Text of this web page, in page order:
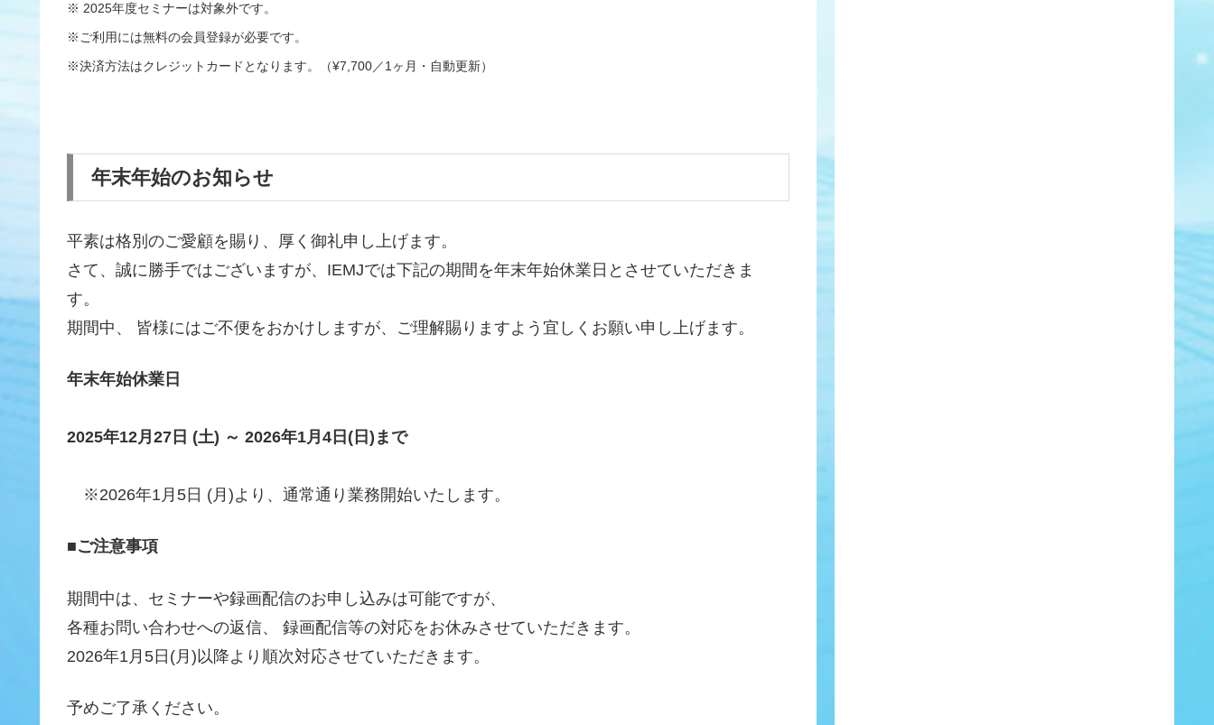
※ 2025年度セミナーは対象外です。
※ご利用には無料の会員登録が必要です。
※決済方法はクレジットカードとなります。（¥7,700／1ヶ月・自動更新）
年末年始のお知らせ
平素は格別のご愛顧を賜り、厚く御礼申し上げます。
さて、誠に勝手ではございますが、IEMJでは下記の期間を年末年始休業日とさせていただきま
す。
期間中、 皆様にはご不便をおかけしますが、ご理解賜りますよう宜しくお願い申し上げます。
年末年始休業日
2025年12月27日 (土) ～ 2026年1月4日(日)まで
※2026年1月5日 (月)より、通常通り業務開始いたします。
■ご注意事項
期間中は、セミナーや録画配信のお申し込みは可能ですが、
各種お問い合わせへの返信、 録画配信等の対応をお休みさせていただきます。
2026年1月5日(月)以降より順次対応させていただきます。
予めご了承ください。